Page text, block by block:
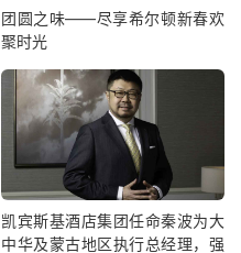
团圆之味——尽享希尔顿新春欢
聚时光
凯宾斯基酒店集团任命秦波为大
中华及蒙古地区执行总经理，强